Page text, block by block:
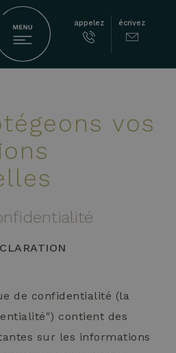
appelez écrivez
vos
de confidentialité (la
contient des
sur les informations